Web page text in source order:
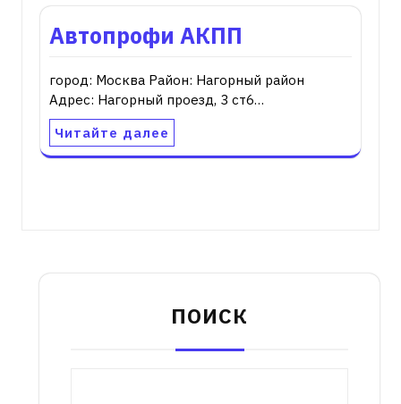
Автопрофи АКПП
город: Москва Район: Нагорный район
Адрес: Нагорный проезд, 3 ст6…
Читайте далее
ПОИСК